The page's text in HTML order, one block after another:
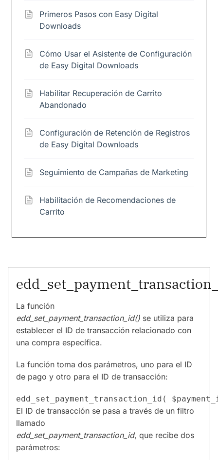
Primeros Pasos con Easy Digital
Downloads
Cómo Usar el Asistente de Configuración
de Easy Digital Downloads
Habilitar Recuperación de Carrito
Abandonado
Configuración de Retención de Registros
de Easy Digital Downloads
Seguimiento de Campañas de Marketing
Habilitación de Recomendaciones de
Carrito
La función
edd_set_payment_transaction_id() se utiliza para
establecer el ID de transacción relacionado con
una compra específica.
La función toma dos parámetros, uno para el ID
de pago y otro para el ID de transacción:
El ID de transacción se pasa a través de un filtro
llamado
edd_set_payment_transaction_id, que recibe dos
parámetros: